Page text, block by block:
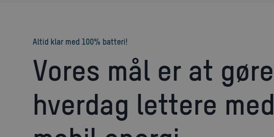
Altid klar med 100% batteri!
Vores mål er at gøre din
hverdag lettere med